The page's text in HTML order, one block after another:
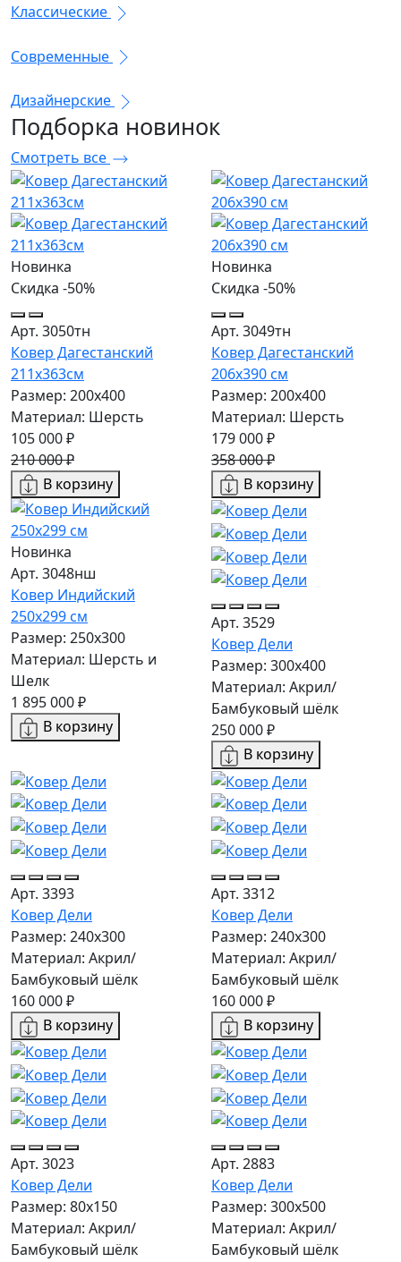
Классические
Современные
Дизайнерские
Подборка новинок
Смотреть все
Новинка
Скидка -50%
Арт. 3050тн
Ковер Дагестанский
211x363см
Размер: 200х400
Материал: Шерсть
105 000 ₽
210 000 ₽
В корзину
Новинка
Скидка -50%
Арт. 3049тн
Ковер Дагестанский
206x390 см
Размер: 200х400
Материал: Шерсть
179 000 ₽
358 000 ₽
В корзину
Новинка
Арт. 3048нш
Ковер Индийский
250x299 см
Размер: 250x300
Материал: Шерсть и
Шелк
1 895 000 ₽
В корзину
Арт. 3529
Ковер Дели
Размер: 300х400
Материал: Акрил/
Бамбуковый шёлк
250 000 ₽
В корзину
Арт. 3393
Ковер Дели
Размер: 240х300
Материал: Акрил/
Бамбуковый шёлк
160 000 ₽
В корзину
Арт. 3312
Ковер Дели
Размер: 240х300
Материал: Акрил/
Бамбуковый шёлк
160 000 ₽
В корзину
Арт. 3023
Ковер Дели
Размер: 80x150
Материал: Акрил/
Бамбуковый шёлк
Арт. 2883
Ковер Дели
Размер: 300х500
Материал: Акрил/
Бамбуковый шёлк